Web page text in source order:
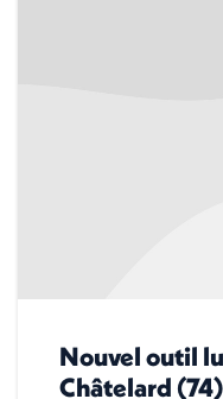
Nouvel outil
Châtelard